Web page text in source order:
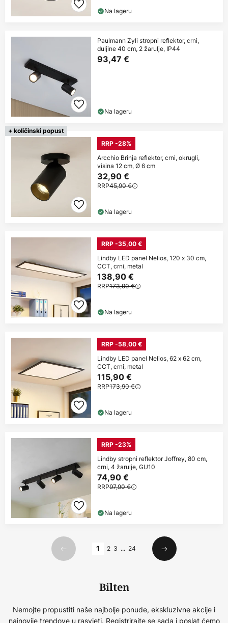
Na lageru
Paulmann Zyli stropni reflektor, crni,
duljine 40 cm, 2 žarulje, IP44
93,47 €
Na lageru
+ količinski popust
RRP -28%
Arcchio Brinja reflektor, crni, okrugli,
visina 12 cm, Ø 6 cm
32,90 €
RRP45,90 €
Na lageru
RRP -35,00 €
Lindby LED panel Nelios, 120 x 30 cm,
CCT, crni, metal
138,90 €
RRP173,90 €
Na lageru
RRP -58,00 €
Lindby LED panel Nelios, 62 x 62 cm,
CCT, crni, metal
115,90 €
RRP173,90 €
Na lageru
RRP -23%
Lindby stropni reflektor Joffrey, 80 cm,
crni, 4 žarulje, GU10
74,90 €
RRP97,90 €
Na lageru
Prethodno
1 2 3 ... 24
Sljedeći
Bilten
Nemojte propustiti naše najbolje ponude, ekskluzivne akcije i
najnovije trendove u rasvjeti. Registrirajte se sada i poslat ćemo